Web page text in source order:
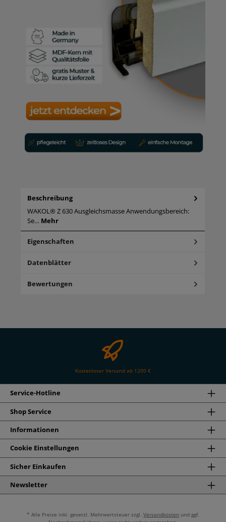
Beschreibung
WAKOL® Z 630 Ausgleichsmasse Anwendungsbereich:
Se… Mehr
Eigenschaften
Datenblätter
Bewertungen
Kostenloser Versand ab 1200 €
Service-Hotline
Shop Service
Informationen
Cookie Einstellungen
Sicher Einkaufen
Newsletter
* Alle Preise inkl. gesetzl. Mehrwertsteuer zzgl. Versandkosten und ggf.